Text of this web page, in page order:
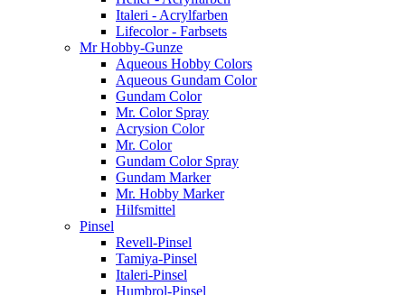
Italeri - Acrylfarben
Lifecolor - Farbsets
Mr Hobby-Gunze
Aqueous Hobby Colors
Aqueous Gundam Color
Gundam Color
Mr. Color Spray
Acrysion Color
Mr. Color
Gundam Color Spray
Gundam Marker
Mr. Hobby Marker
Hilfsmittel
Pinsel
Revell-Pinsel
Tamiya-Pinsel
Italeri-Pinsel
Humbrol-Pinsel